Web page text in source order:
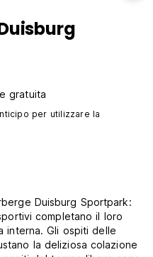
gratuita‎
per utilizzare la
Duisburg Sportpark:
completano il loro
interna. Gli ospiti delle
la deliziosa colazione